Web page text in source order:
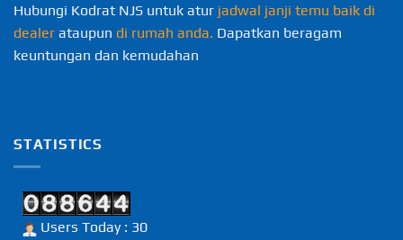
Hubungi Kodrat NJS untuk atur jadwal janji temu baik di
dealer ataupun di rumah anda. Dapatkan beragam
keuntungan dan kemudahan
STATISTICS
Users Today : 30